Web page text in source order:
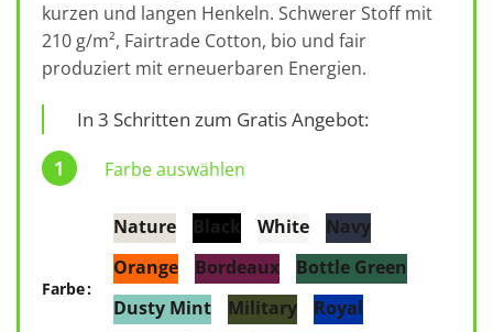
kurzen und langen Henkeln. Schwerer Stoff mit
210 g/m², Fairtrade Cotton, bio und fair
produziert mit erneuerbaren Energien.
In 3 Schritten zum Gratis Angebot:
Farbe auswählen
Farbe
Nature Black White
Navy
Orange
Bordeaux
Bottle Green
Dusty Mint
Military
Royal